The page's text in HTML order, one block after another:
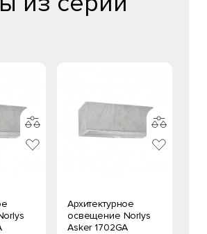
Архитектурное
освещение Norlys
Asker 1702GA